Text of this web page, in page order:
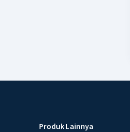
Produk Lainnya